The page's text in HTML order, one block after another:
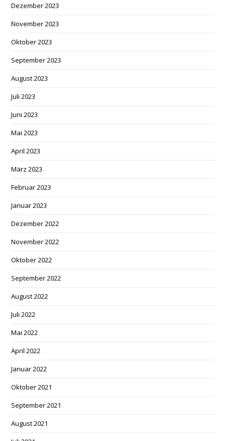
Dezember 2023
November 2023
Oktober 2023
September 2023
August 2023
Juli 2023
Juni 2023
Mai 2023
April 2023
März 2023
Februar 2023
Januar 2023
Dezember 2022
November 2022
Oktober 2022
September 2022
August 2022
Juli 2022
Mai 2022
April 2022
Januar 2022
Oktober 2021
September 2021
August 2021